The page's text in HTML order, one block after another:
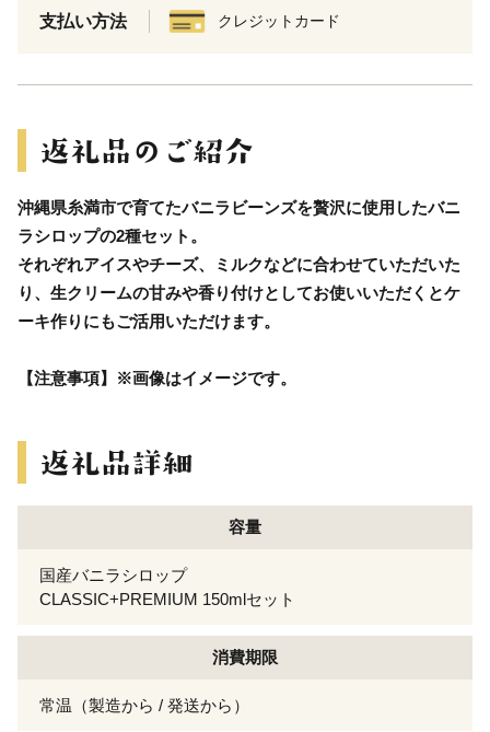
支払い方法 クレジットカード
沖縄県糸満市で育てたバニラビーンズを贅沢に使用したバニ
ラシロップの2種セット。
それぞれアイスやチーズ、ミルクなどに合わせていただいた
り、生クリームの甘みや香り付けとしてお使いいただくとケ
ーキ作りにもご活用いただけます。
【注意事項】※画像はイメージです。
容量
国産バニラシロップ
CLASSIC+PREMIUM 150mlセット
消費期限
常温（製造から / 発送から）